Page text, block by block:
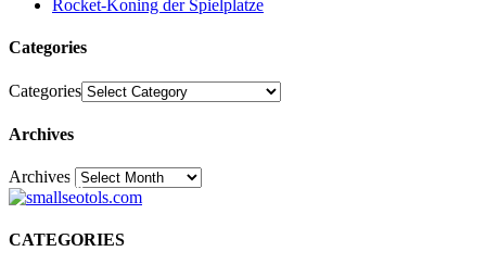
Rocket-Koning der Spielplatze
Categories
Categories
Archives
Archives30
CATEGORIES